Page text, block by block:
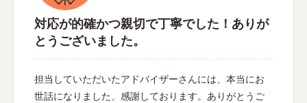
対応が的確かつ親切で丁寧でした！ありが
とうございました。
担当していただいたアドバイザーさんには、本当にお
世話になりました、感謝しております。ありがとうご